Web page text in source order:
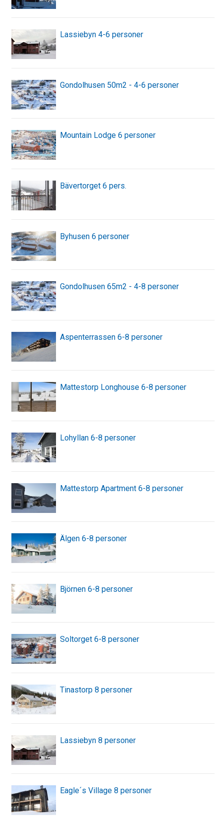
Lassiebyn 4-6 personer
Gondolhusen 50m2 - 4-6 personer
Mountain Lodge 6 personer
Bävertorget 6 pers.
Byhusen 6 personer
Gondolhusen 65m2 - 4-8 personer
Aspenterrassen 6-8 personer
Mattestorp Longhouse 6-8 personer
Lohyllan 6-8 personer
Mattestorp Apartment 6-8 personer
Älgen 6-8 personer
Björnen 6-8 personer
Soltorget 6-8 personer
Tinastorp 8 personer
Lassiebyn 8 personer
Eagle´s Village 8 personer